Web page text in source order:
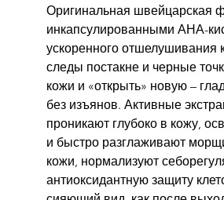
Оригинальная швейцарская
инкапсулированными АНА-
ускоренного отшелушивания
следы постакне и черные
кожи и «открыть» новую –
без изъянов. Активные
проникают глубоко в кожу,
и быстро разглаживают
кожи, нормализуют
антиоксидантную защиту